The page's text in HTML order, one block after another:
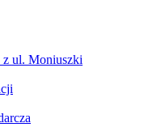
z ul. Moniuszki